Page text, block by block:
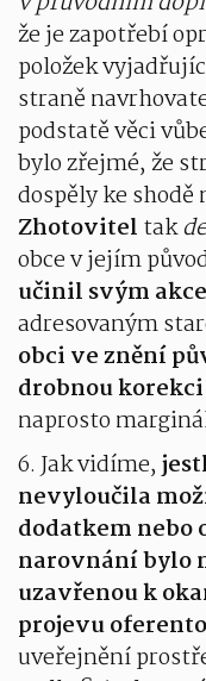
že je zapotřebí
položek
straně
podstatě věci
bylo zřejmé, že
dospěly ke
Zhotovitel tak
obce v jejím
učinil svým
adresovaným
obci ve znění
drobnou
naprosto
6. Jak vidíme,
nevyloučila
dodatkem nebo
narovnání bylo
uzavřenou k
projevu
uveřejnění